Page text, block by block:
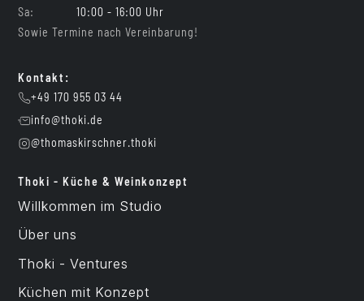
Sa:
10:00 - 16:00 Uhr
Sowie Termine nach Vereinbarung!
Kontakt:
+49 170 955 03 44
info@thoki.de
@thomaskirschner.thoki
Thoki - Küche & Weinkonzept
Willkommen im Studio
Über uns
Thoki - Ventures
Küchen mit Konzept